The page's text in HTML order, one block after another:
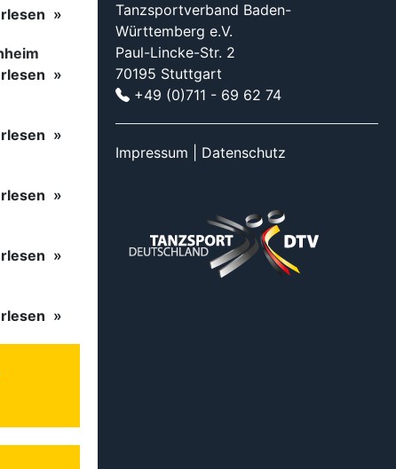
Tanzsportverband Baden-
Württemberg e.V.
Paul-Lincke-Str. 2
70195 Stuttgart
+49 (0)711 - 69 62 74
Impressum Datenschutz